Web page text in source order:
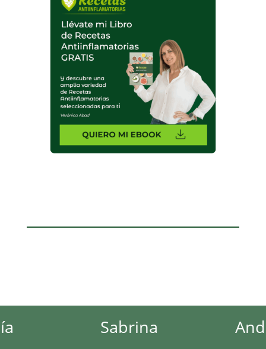
Sabrina Andrea